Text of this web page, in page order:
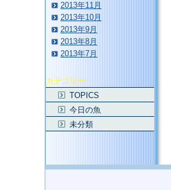
2013年11月
2013年10月
2013年9月
2013年8月
2013年7月
カテゴリー
TOPICS
今日の魚
未分類